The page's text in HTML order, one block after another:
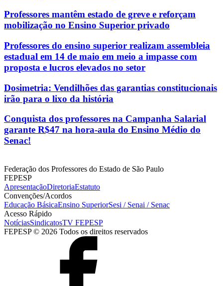
Professores mantêm estado de greve e reforçam
mobilização no Ensino Superior privado
Professores do ensino superior realizam assembleia
estadual em 14 de maio em meio a impasse com
proposta e lucros elevados no setor
Dosimetria: Vendilhões das garantias constitucionais
irão para o lixo da história
Conquista dos professores na Campanha Salarial
garante R$47 na hora-aula do Ensino Médio do
Senac!
Federação dos Professores do Estado de São Paulo
FEPESP
ApresentaçãoDiretoriaEstatuto
Convenções/Acordos
Educação BásicaEnsino SuperiorSesi / Senai / Senac
Acesso Rápido
NotíciasSindicatosTV FEPESP
FEPESP © 2026 Todos os direitos reservados